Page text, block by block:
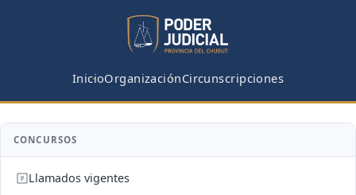
InicioOrganizaciónCircunscripciones
CONCURSOS
Llamados vigentes